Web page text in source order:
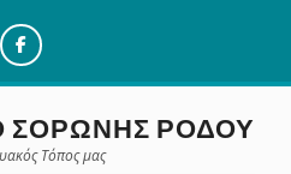
σε
ΣΟΡΩΝΗΣ ΡΟΔΟΥ
Τόπος μας